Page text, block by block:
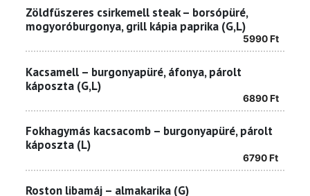
Zöldfűszeres csirkemell steak – borsópüré,
mogyoróburgonya, grill kápia paprika (G,L)
5990Ft
Kacsamell – burgonyapüré, áfonya, párolt
káposzta (G,L)
6890Ft
Fokhagymás kacsacomb – burgonyapüré, párolt
káposzta (L)
6790Ft
Roston libamáj – almakarika (G)